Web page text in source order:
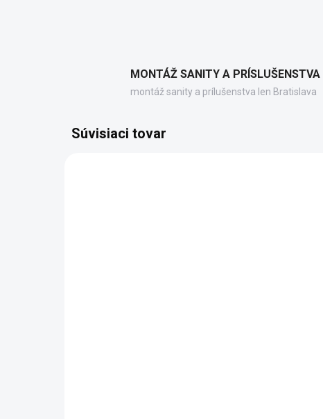
MONTÁŽ SANITY A PRÍSLUŠENSTVA
montáž sanity a prílušenstva len Bratislava
Súvisiaci tovar